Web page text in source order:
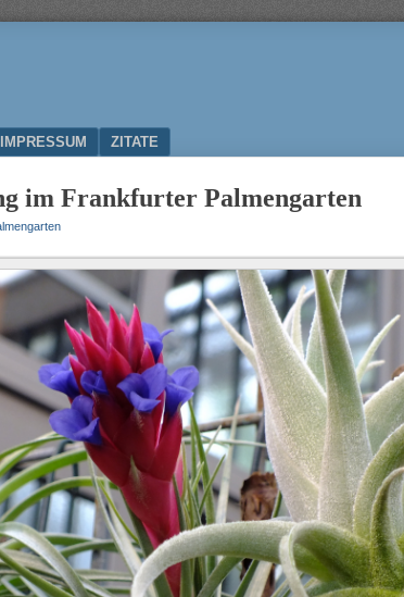
ZITATE
im Frankfurter Palmengarten